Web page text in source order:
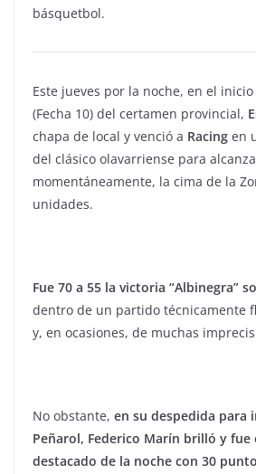
básquetbol.
Este jueves por la noche, en el
(Fecha 10) del certamen provincial,
chapa de local y venció a Racing en
del clásico olavarriense para
momentáneamente, la cima de la
unidades.
Fue 70 a 55 la victoria “Albinegra”
dentro de un partido técnicamente
y, en ocasiones, de muchas
No obstante, en su despedida para
Peñarol, Federico Marín brilló y fue
destacado de la noche con 30